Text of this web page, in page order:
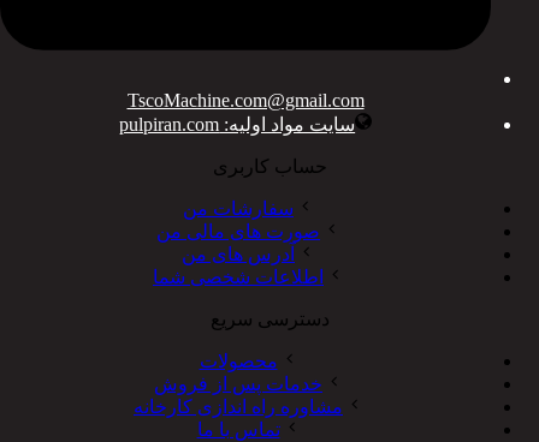
TscoMachine.com@gmail.com
سایت مواد اولیه: pulpiran.com
حساب کاربری
سفارشات من
صورت های مالی من
آدرس های من
اطلاعات شخصی شما
دسترسی سریع
محصولات
خدمات پس از فروش
مشاوره راه اندازی کارخانه
تماس با ما